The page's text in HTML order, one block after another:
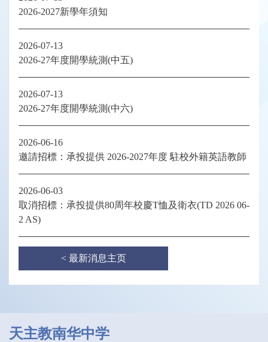
2026-2027新學年須知
2026-07-13
2026-27年度開學統測(中五)
2026-07-13
2026-27年度開學統測(中六)
2026-06-16
邀請招標：承投提供 2026-2027年度 駐校外籍英語教師
2026-06-03
取消招標：承投提供80周年校慶T恤及衛衣(TD 2026 06-
2 AS)
< 最新消息主页
天主教南华中学